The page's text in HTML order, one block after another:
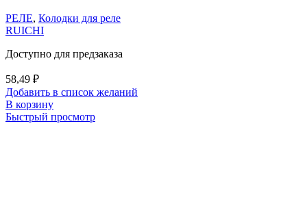
РЕЛЕ, Колодки для реле
RUICHI
Доступно для предзаказа
58,49 ₽
Добавить в список желаний
В корзину
Быстрый просмотр